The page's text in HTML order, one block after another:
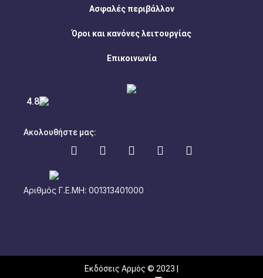
4.8
Ασφαλές περιβάλλον
Όροι και κανόνες λειτουργίας
Επικοινωνία
Ακολουθήστε μας:
Αριθμός Γ.Ε.ΜΗ: 001313401000
Εκδόσεις Αρμός © 2023 |